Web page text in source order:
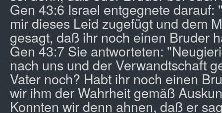
Gen 43:6 Israel entgegnete darauf:
mir dieses Leid zugefügt und dem
gesagt, daß ihr noch einen Bruder
Gen 43:7 Sie antworteten:
nach uns und der Verwandtschaft
Vater noch? Habt ihr noch einen
wir ihm der Wahrheit gemäß
Konnten wir denn ahnen, daß er